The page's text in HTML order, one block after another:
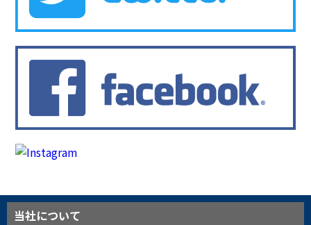
当社について